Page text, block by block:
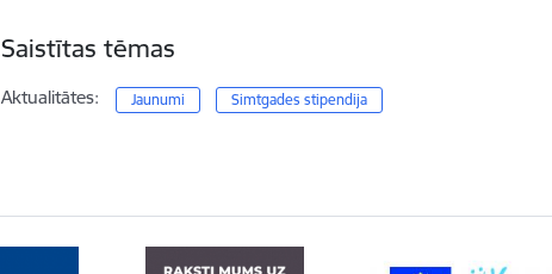
Saistītas tēmas
Aktualitātes: Jaunumi Simtgades stipendija